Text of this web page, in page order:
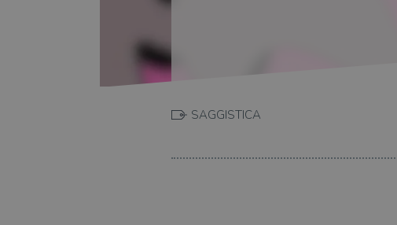
SAGGISTICA